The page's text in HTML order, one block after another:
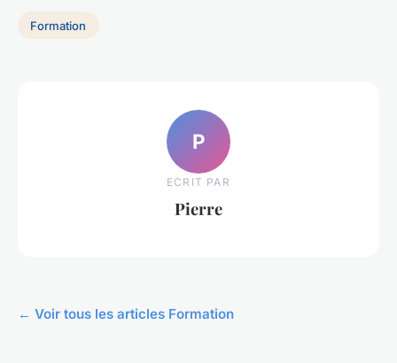
Formation
P
ECRIT PAR
Pierre
← Voir tous les articles Formation